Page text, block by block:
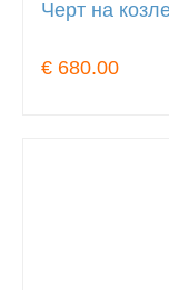
Черт на
€ 680.00